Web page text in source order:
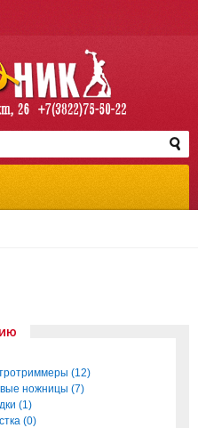
(12)
ножницы (7)
(1)
(0)